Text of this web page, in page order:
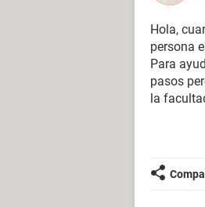
Hola,
persona
Para
pasos
la